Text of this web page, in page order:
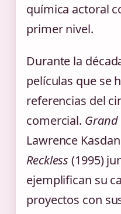
química actoral
primer nivel.
Durante la
películas que se
referencias del
comercial. Grand
Lawrence
Reckless (1995)
ejemplifican su
proyectos con